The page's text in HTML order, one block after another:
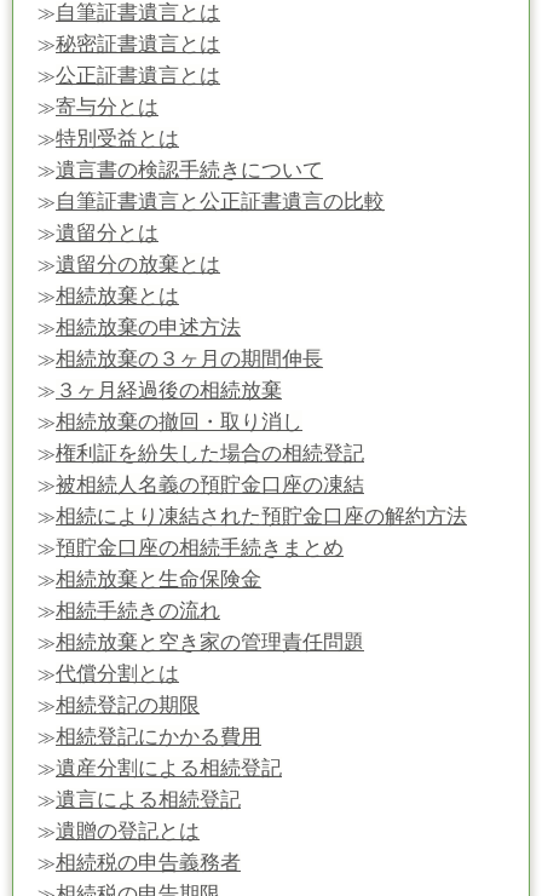
≫自筆証書遺言とは
≫秘密証書遺言とは
≫公正証書遺言とは
≫寄与分とは
≫特別受益とは
≫遺言書の検認手続きについて
≫自筆証書遺言と公正証書遺言の比較
≫遺留分とは
≫遺留分の放棄とは
≫相続放棄とは
≫相続放棄の申述方法
≫相続放棄の３ヶ月の期間伸長
≫ ３ヶ月経過後の相続放棄
≫相続放棄の撤回・取り消し
≫権利証を紛失した場合の相続登記
≫被相続人名義の預貯金口座の凍結
≫相続により凍結された預貯金口座の解約方法
≫預貯金口座の相続手続きまとめ
≫相続放棄と生命保険金
≫相続手続きの流れ
≫相続放棄と空き家の管理責任問題
≫代償分割とは
≫相続登記の期限
≫相続登記にかかる費用
≫遺産分割による相続登記
≫遺言による相続登記
≫遺贈の登記とは
≫相続税の申告義務者